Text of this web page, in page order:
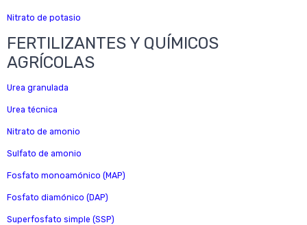
Nitrato de potasio
FERTILIZANTES Y QUÍMICOS
AGRÍCOLAS
Urea granulada
Urea técnica
Nitrato de amonio
Sulfato de amonio
Fosfato monoamónico (MAP)
Fosfato diamónico (DAP)
Superfosfato simple (SSP)